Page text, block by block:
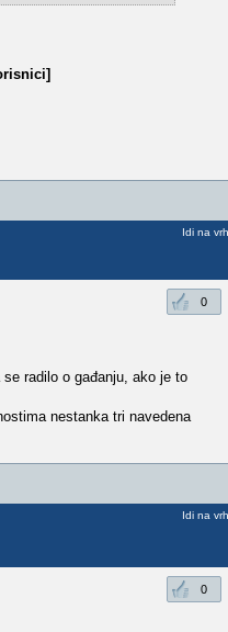
Idi na vrh
0
radilo o gađanju, ako je to
nestanka tri navedena
Idi na vrh
0